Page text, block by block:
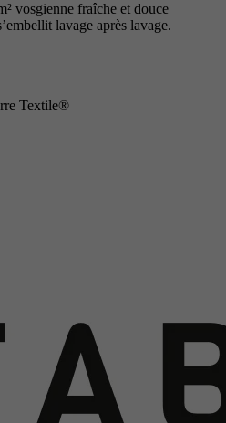
vosgienne fraîche et douce
lavage après lavage.